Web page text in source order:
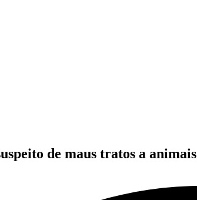
de maus tratos a animais